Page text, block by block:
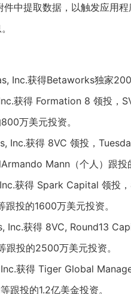
件中提取数据，以触发应用
Inc.获得Betaworks独家200
获得 Formation 8 领投，
万美元投资。
Inc.获得 8VC 领投，
Mann（个人）跟投
获得 Spark Capital 领投，
投的1600万美元投资。
Inc.获得 8VC, Round13
跟投的2500万美元投资。
获得 Tiger Global
跟投的1.2亿美金投资。